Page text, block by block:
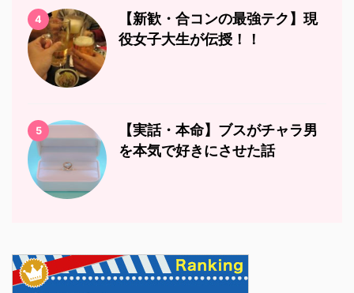
4
【新歓・合コンの最強テク】現
役女子大生が伝授！！
5
【実話・本命】ブスがチャラ男
を本気で好きにさせた話